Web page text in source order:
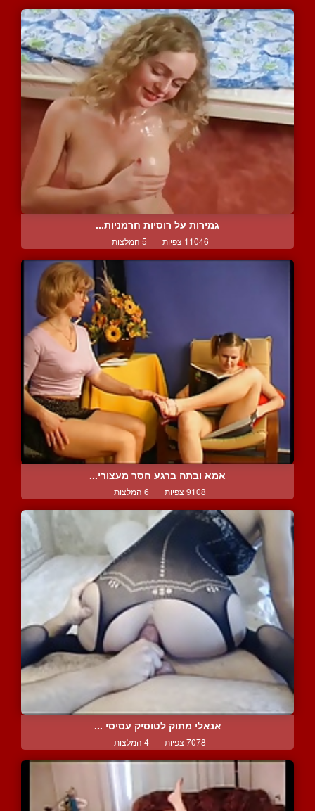
גמירות על רוסיות חרמניות...
11046 צפיות | 5 המלצות
אמא ובתה ברגע חסר מעצורי...
9108 צפיות | 6 המלצות
אנאלי מתוק לטוסיק עסיסי ...
7078 צפיות | 4 המלצות